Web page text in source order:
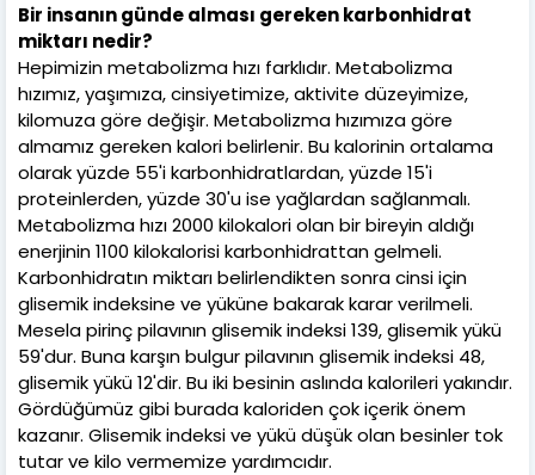
Bir insanın günde alması gereken karbonhidrat
miktarı nedir?
Hepimizin metabolizma hızı farklıdır. Metabolizma
hızımız, yaşımıza, cinsiyetimize, aktivite düzeyimize,
kilomuza göre değişir. Metabolizma hızımıza göre
almamız gereken kalori belirlenir. Bu kalorinin ortalama
olarak yüzde 55'i karbonhidratlardan, yüzde 15'i
proteinlerden, yüzde 30'u ise yağlardan sağlanmalı.
Metabolizma hızı 2000 kilokalori olan bir bireyin aldığı
enerjinin 1100 kilokalorisi karbonhidrattan gelmeli.
Karbonhidratın miktarı belirlendikten sonra cinsi için
glisemik indeksine ve yüküne bakarak karar verilmeli.
Mesela pirinç pilavının glisemik indeksi 139, glisemik yükü
59'dur. Buna karşın bulgur pilavının glisemik indeksi 48,
glisemik yükü 12'dir. Bu iki besinin aslında kalorileri yakındır.
Gördüğümüz gibi burada kaloriden çok içerik önem
kazanır. Glisemik indeksi ve yükü düşük olan besinler tok
tutar ve kilo vermemize yardımcıdır.